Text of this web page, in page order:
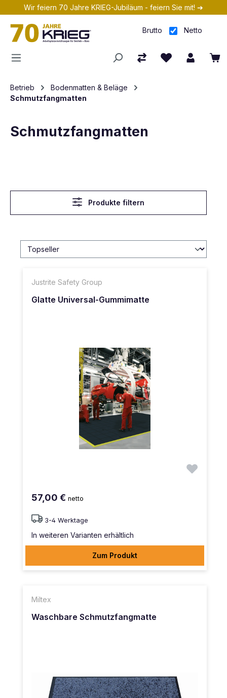
Zum Hauptinhalt springen
Wir feiern 70 Jahre KRIEG-Jubiläum - feiern Sie mit! ➔
Brutto Netto
Betrieb
Bodenmatten & Beläge
Schmutzfangmatten
Schmutzfangmatten
Produkte filtern
Justrite Safety Group
Glatte Universal-Gummimatte
57,00 € netto
3-4 Werktage
In weiteren Varianten erhältlich
Zum Produkt
Miltex
Waschbare Schmutzfangmatte